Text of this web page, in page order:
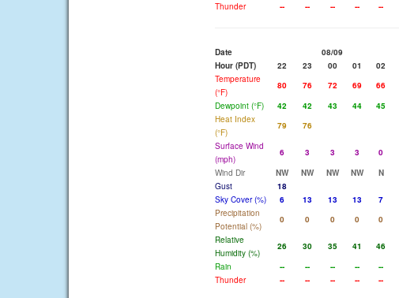
Thunder
-- -- -- -- --
Date
08/09
Hour (PDT)
22 23 00 01 02
Temperature
(°F)
80 76 72 69 66
Dewpoint (°F)
42 42 43 44 45
Heat Index
(°F)
79 76
Surface Wind
(mph)
6 3 3 3 0
Wind Dir
NW NW NW NW N
Gust
18
Sky Cover (%)
6 13 13 13 7
Precipitation
Potential (%)
0 0 0 0 0
Relative
Humidity (%)
26 30 35 41 46
Rain
-- -- -- -- --
Thunder
-- -- -- -- --